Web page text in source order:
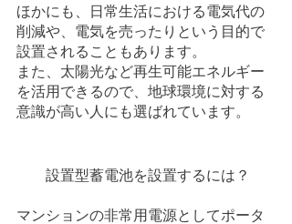
ほかにも、日常生活における電気代の
削減や、電気を売ったりという目的で
設置されることもあります。
また、太陽光など再生可能エネルギー
を活用できるので、地球環境に対する
意識が高い人にも選ばれています。
設置型蓄電池を設置するには？
マンションの非常用電源としてポータ